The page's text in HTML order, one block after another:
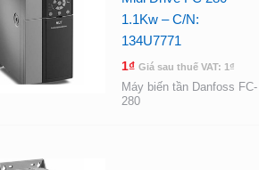
1.1Kw – C/N:
134U7771
1₫ Giá sau thuế VAT: 1 ₫
Máy biến tần Danfoss FC-
280